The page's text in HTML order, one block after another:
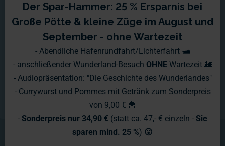
Echtwasser
30.000 LiterEchtwasserbecken,
mit jeder Menge fahrender Schiffe und
dem Tidehub, zählt definitiv zu den
imposantesten Highlights im
Wunderland.
Der Spar-Hammer: 25 % Ersparnis bei
Große Pötte & kleine Züge im August und
September - ohne Wartezeit
- Abendliche Hafenrundfahrt/Lichterfahrt 🛥️
- anschließender Wunderland-Besuch OHNE Wartezeit 🚂
- Audiopräsentation: "Die Geschichte des Wunderlandes"
- Currywurst und Pommes mit Getränk zum Sonderpreis
von 9,00 € 🍟
- Sonderpreis nur 34,90 € (statt ca. 47,- € einzeln - Sie
sparen mind. 25 %) 😮